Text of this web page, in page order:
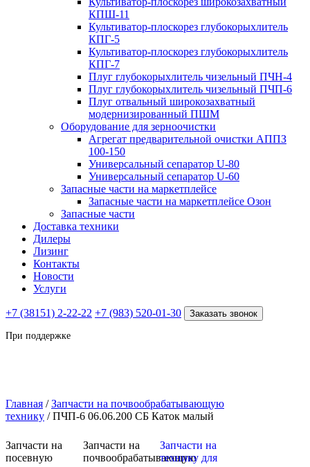
КПШ-11
Культиватор-плоскорез глубокорыхлитель
КПГ-5
Культиватор-плоскорез глубокорыхлитель
КПГ-7
Плуг глубокорыхлитель чизельный ПЧН-4
Плуг глубокорыхлитель чизельный ПЧП-6
Плуг отвальный широкозахватный
модернизированный ПШМ
Оборудование для зерноочистки
Агрегат предварительной очистки АППЗ
100-150
Универсальный сепаратор U-80
Универсальный сепаратор U-60
Запасные части на маркетплейсе
Запасные части на маркетплейсе Озон
Запасные части
Доставка техники
Дилеры
Лизинг
Контакты
Новости
Услуги
+7 (38151) 2-22-22 +7 (983) 520-01-30 Заказать звонок
При поддержке
Главная /Запчасти на почвообрабатывающую
технику / ПЧП-6 06.06.200 СБ Каток малый
Запчасти на
посевную
Запчасти на
почвообрабатывающую
Запчасти на
технику для